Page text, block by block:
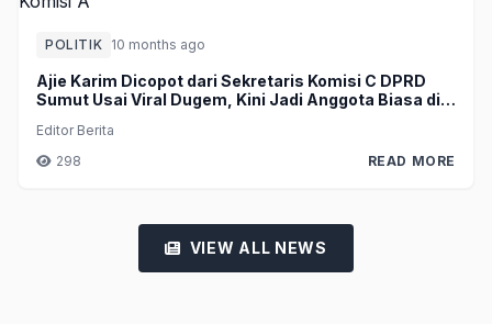
POLITIK 10 months ago
Ajie Karim Dicopot dari Sekretaris Komisi C DPRD
Sumut Usai Viral Dugem, Kini Jadi Anggota Biasa di
Editor Berita
298
READ MORE
VIEW ALL NEWS